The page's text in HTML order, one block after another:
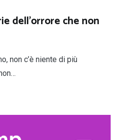
dell’orrore che non
non c’è niente di più